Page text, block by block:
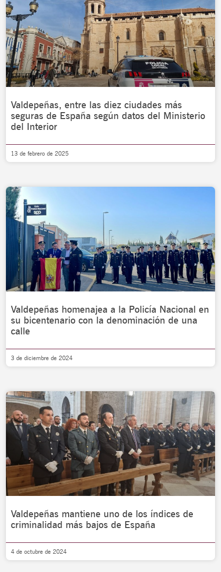
Valdepeñas, entre las diez ciudades más
seguras de España según datos del Ministerio
del Interior
13 de febrero de 2025
Valdepeñas homenajea a la Policía Nacional en
su bicentenario con la denominación de una
calle
3 de diciembre de 2024
Valdepeñas mantiene uno de los índices de
criminalidad más bajos de España
4 de octubre de 2024